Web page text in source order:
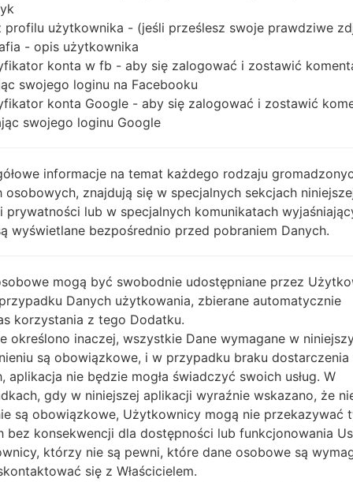
akaLG
dla telefonów LG
OS Rozmiar
Android 4.1-4.3 Jelly Bean 105.92 MiB
Unknown 122.57
Unknown 124.23
Unknown 122.57
profilu użytkownika - (jeśli prześlesz swoje prawdziwe
- opis użytkownika
konta w fb - aby się zalogować i zostawić
swojego loginu na Facebooku
konta Google - aby się zalogować i zostawić
swojego loginu Google
informacje na temat każdego rodzaju
osobowych, znajdują się w specjalnych sekcjach
prywatności lub w specjalnych komunikatach
wyświetlane bezpośrednio przed pobraniem Danych.
mogą być swobodnie udostępniane przez
Danych użytkowania, zbierane automatycznie
korzystania z tego Dodatku.
określono inaczej, wszystkie Dane wymagane w
są obowiązkowe, i w przypadku braku
aplikacja nie będzie mogła świadczyć swoich usług. W
gdy w niniejszej aplikacji wyraźnie wskazano, że
są obowiązkowe, Użytkownicy mogą nie przekazywać
bez konsekwencji dla dostępności lub funkcjonowania
którzy nie są pewni, które dane osobowe są
się z Właścicielem.